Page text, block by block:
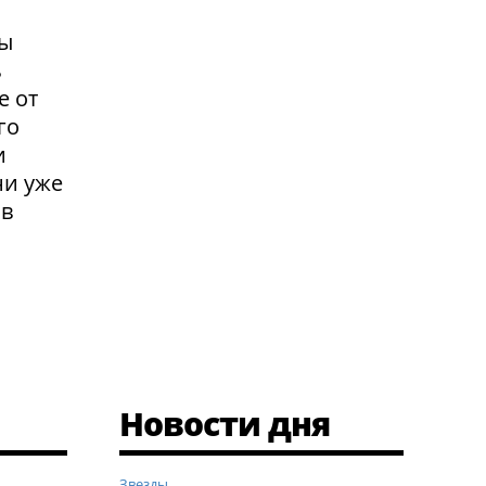
от
уже
Новости дня